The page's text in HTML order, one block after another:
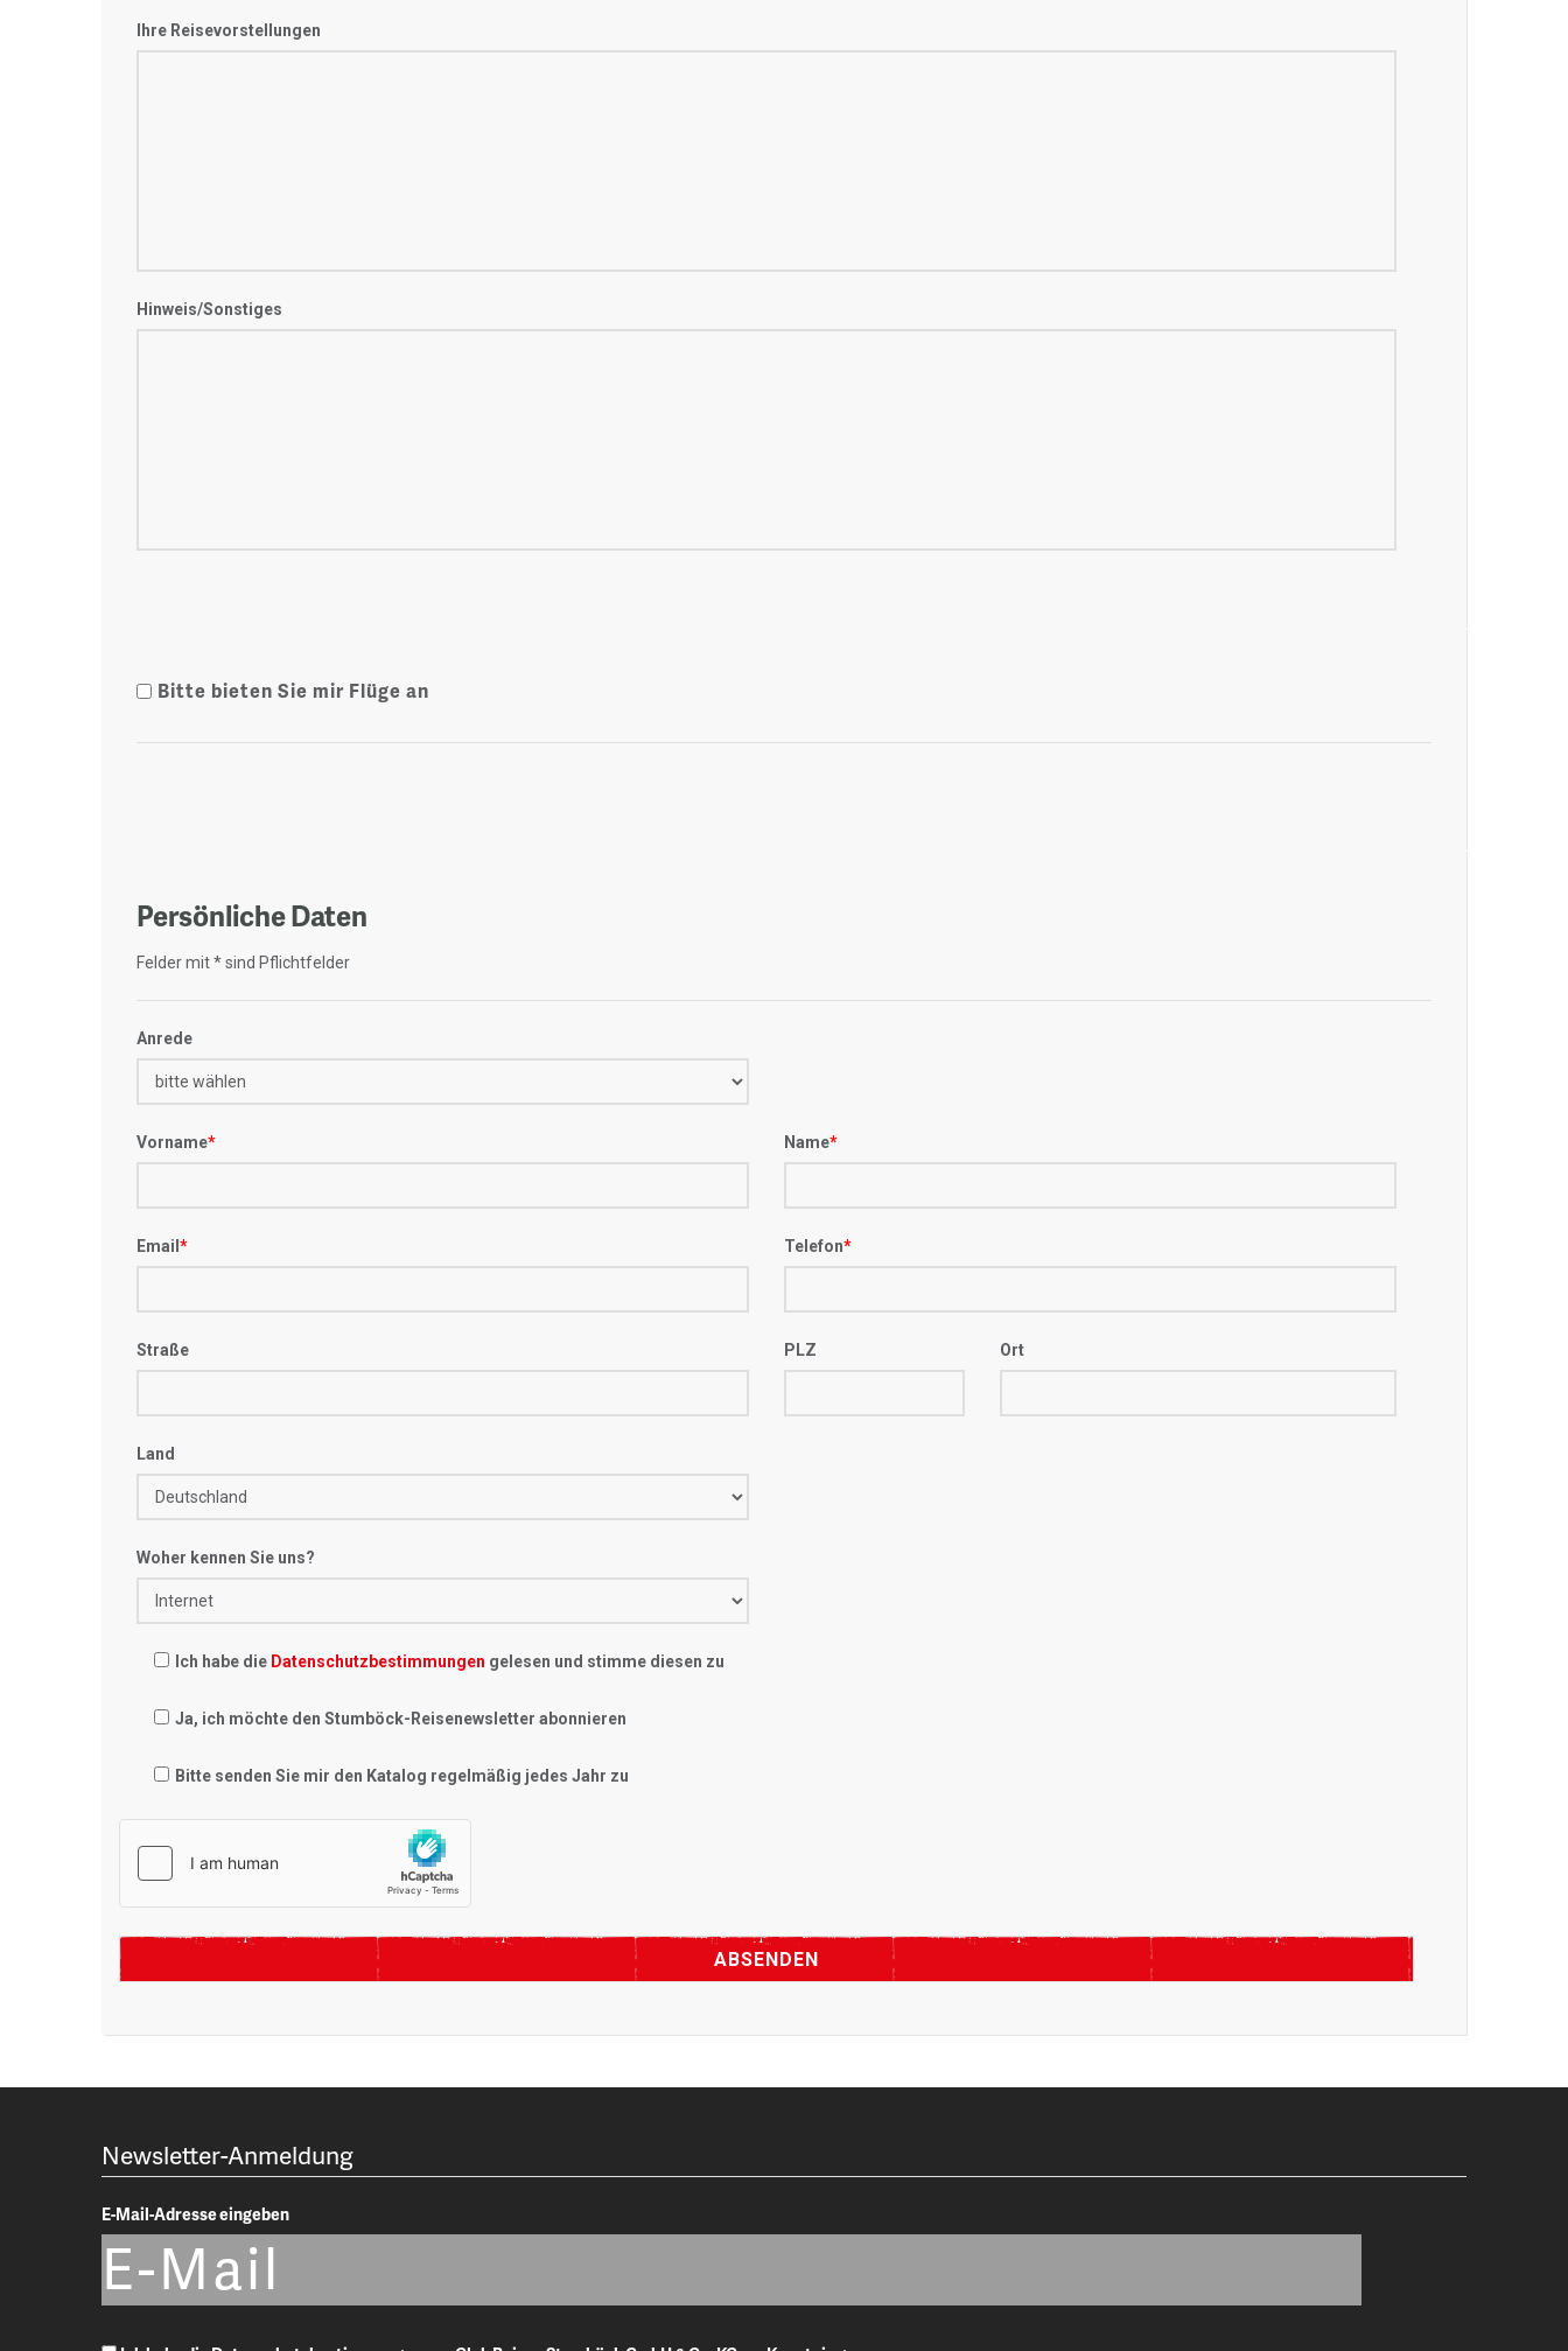
Ihre Reisevorstellungen
Hinweis/Sonstiges
Bitte bieten Sie mir Flüge an
Persönliche Daten
Felder mit * sind Pflichtfelder
Anrede
Vorname* Name*
Email * Telefon*
Straße PLZ Ort
Land
Woher kennen Sie uns?
Ich habe die Datenschutzbestimmungen gelesen und stimme diesen zu
Ja, ich möchte den Stumböck-Reisenewsletter abonnieren
Bitte senden Sie mir den Katalog regelmäßig jedes Jahr zu
Newsletter-Anmeldung
E-Mail-Adresse eingeben